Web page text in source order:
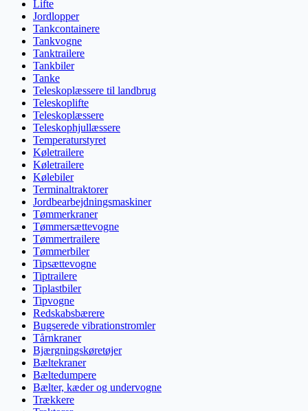
Lifte
Jordlopper
Tankcontainere
Tankvogne
Tanktrailere
Tankbiler
Tanke
Teleskoplæssere til landbrug
Teleskoplifte
Teleskoplæssere
Teleskophjullæssere
Temperaturstyret
Køletrailere
Køletrailere
Kølebiler
Terminaltraktorer
Jordbearbejdningsmaskiner
Tømmerkraner
Tømmersættevogne
Tømmertrailere
Tømmerbiler
Tipsættevogne
Tiptrailere
Tiplastbiler
Tipvogne
Redskabsbærere
Bugserede vibrationstromler
Tårnkraner
Bjærgningskøretøjer
Bæltekraner
Bæltedumpere
Bælter, kæder og undervogne
Trækkere